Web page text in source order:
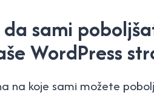
sami
WordPress
na koje sami možete